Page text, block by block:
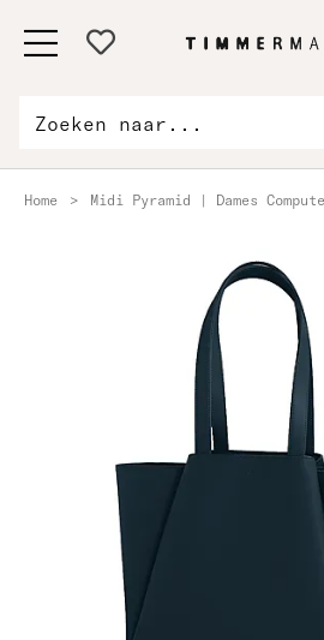
Home > Midi Pyramid | Dames